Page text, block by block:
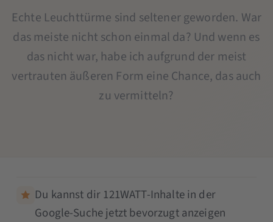
Echte Leuchttürme sind seltener geworden. War
das meiste nicht schon einmal da? Und wenn es
das nicht war, habe ich aufgrund der meist
vertrauten äußeren Form eine Chance, das auch
zu vermitteln?
Du kannst dir 121WATT-Inhalte in der
Google-Suche jetzt bevorzugt anzeigen